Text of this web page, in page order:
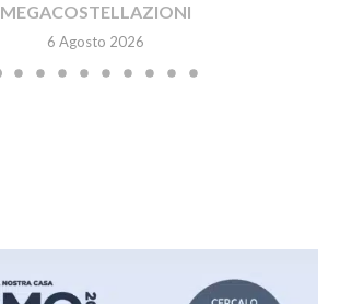
MEGACOSTELLAZIONI
6 Agosto 2026